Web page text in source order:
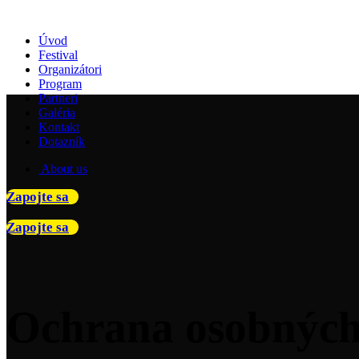
Úvod
Festival
Organizátori
Program
Partneri
Galéria
Kontakt
Dotazník
About us
Zapojte sa
Zapojte sa